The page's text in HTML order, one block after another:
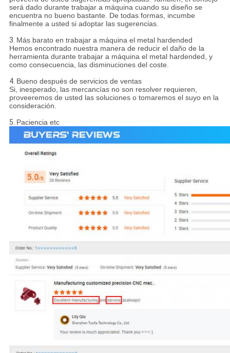
será dado durante trabajar a máquina cuando su diseño se
encuentra no bueno bastante. De todas formas, incumbe
finalmente a usted si adoptar las sugerencias.
3. Más barato en trabajar a máquina el metal hardended
Hemos encontrado nuestra manera de reducir el daño de la
herramienta durante trabajar a máquina el metal hardended, y
como consecuencia, las disminuciones del coste.
4. Bueno después de servicios de ventas
Si, inesperado, las mercancías no son resolver requieren,
proveeremos de usted las soluciones o tomaremos el suyo en la
consideración.
5. Paciencia etc